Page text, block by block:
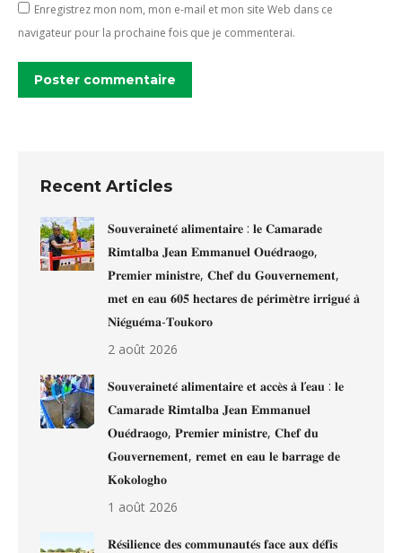
Enregistrez mon nom, mon e-mail et mon site Web dans ce
navigateur pour la prochaine fois que je commenterai.
Poster commentaire
Recent Articles
𝐒𝐨𝐮𝐯𝐞𝐫𝐚𝐢𝐧𝐞𝐭𝐞́ 𝐚𝐥𝐢𝐦𝐞𝐧𝐭𝐚𝐢𝐫𝐞 : 𝐥𝐞 𝐂𝐚𝐦𝐚𝐫𝐚𝐝𝐞
𝐑𝐢𝐦𝐭𝐚𝐥𝐛𝐚 𝐉𝐞𝐚𝐧 𝐄𝐦𝐦𝐚𝐧𝐮𝐞𝐥 𝐎𝐮𝐞́𝐝𝐫𝐚𝐨𝐠𝐨,
𝐏𝐫𝐞𝐦𝐢𝐞𝐫 𝐦𝐢𝐧𝐢𝐬𝐭𝐫𝐞, 𝐂𝐡𝐞𝐟 𝐝𝐮 𝐆𝐨𝐮𝐯𝐞𝐫𝐧𝐞𝐦𝐞𝐧𝐭,
𝐦𝐞𝐭 𝐞𝐧 𝐞𝐚𝐮 𝟔𝟎𝟓 𝐡𝐞𝐜𝐭𝐚𝐫𝐞𝐬 𝐝𝐞 𝐩𝐞́𝐫𝐢𝐦𝐞̀𝐭𝐫𝐞 𝐢𝐫𝐫𝐢𝐠𝐮𝐞́ 𝐚̀
𝐍𝐢𝐞́𝐠𝐮𝐞́𝐦𝐚-𝐓𝐨𝐮𝐤𝐨𝐫𝐨
2 août 2026
𝐒𝐨𝐮𝐯𝐞𝐫𝐚𝐢𝐧𝐞𝐭𝐞́ 𝐚𝐥𝐢𝐦𝐞𝐧𝐭𝐚𝐢𝐫𝐞 𝐞𝐭 𝐚𝐜𝐜𝐞̀𝐬 𝐚̀ 𝐥’𝐞𝐚𝐮 : 𝐥𝐞
𝐂𝐚𝐦𝐚𝐫𝐚𝐝𝐞 𝐑𝐢𝐦𝐭𝐚𝐥𝐛𝐚 𝐉𝐞𝐚𝐧 𝐄𝐦𝐦𝐚𝐧𝐮𝐞𝐥
𝐎𝐮𝐞́𝐝𝐫𝐚𝐨𝐠𝐨, 𝐏𝐫𝐞𝐦𝐢𝐞𝐫 𝐦𝐢𝐧𝐢𝐬𝐭𝐫𝐞, 𝐂𝐡𝐞𝐟 𝐝𝐮
𝐆𝐨𝐮𝐯𝐞𝐫𝐧𝐞𝐦𝐞𝐧𝐭, 𝐫𝐞𝐦𝐞𝐭 𝐞𝐧 𝐞𝐚𝐮 𝐥𝐞 𝐛𝐚𝐫𝐫𝐚𝐠𝐞 𝐝𝐞
𝐊𝐨𝐤𝐨𝐥𝐨𝐠𝐡𝐨
1 août 2026
𝐑𝐞́𝐬𝐢𝐥𝐢𝐞𝐧𝐜𝐞 𝐝𝐞𝐬 𝐜𝐨𝐦𝐦𝐮𝐧𝐚𝐮𝐭𝐞́𝐬 𝐟𝐚𝐜𝐞 𝐚𝐮𝐱 𝐝𝐞́𝐟𝐢𝐬